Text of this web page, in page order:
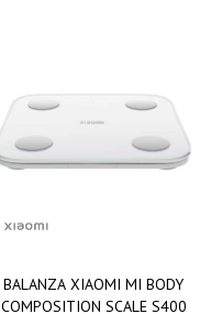
BALANZA XIAOMI MI BODY
COMPOSITION SCALE S400